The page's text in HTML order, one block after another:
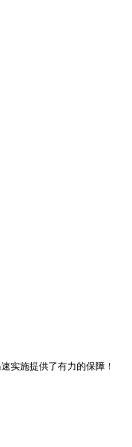
实施提供了有力的保障！